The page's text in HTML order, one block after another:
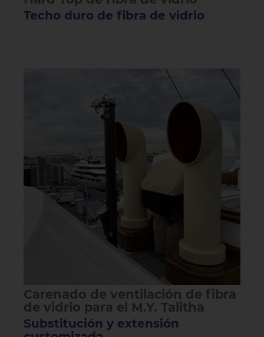
Techo duro de fibra de vidrio
Carenado de ventilación de fibra
de vidrio para el M.Y. Talitha
Substitución y extensión